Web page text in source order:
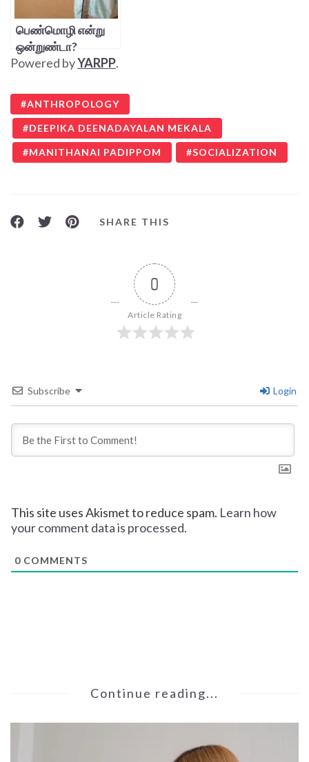
பெண்மொழி என்று
ஒன்றுண்டா?
Powered byYARPP.
ANTHROPOLOGY
DEEPIKA DEENADAYALAN MEKALA
MANITHANAI PADIPPOM SOCIALIZATION
SHARE THIS
0
Article Rating
Subscribe Login
This site uses Akismet to reduce spam. Learn how
your comment data is processed.
0 COMMENTS
Continue reading...